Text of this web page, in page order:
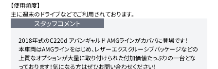
【使用頻度】
主に週末のドライブなどでご利用されております。
スタッフコメント
2018年式のC220d アバンギャルド AMGラインがカババに登場です！
本車両はAMGラインをはじめ、レザーエクスクルーシブパッケージなどの
上質なオプションが大量に取り付けられた付加価値たっぷりの一台とな
っております！気になる方はぜひお問い合わせください！